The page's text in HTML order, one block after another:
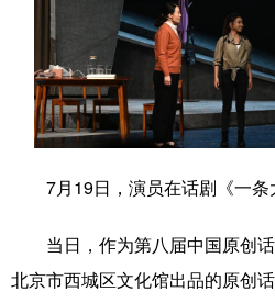
视频
法律 中央文件
食品 人居
7月19日，演员在话剧《一条
当日，作为第八届中国原创话
北京市西城区文化馆出品的原创